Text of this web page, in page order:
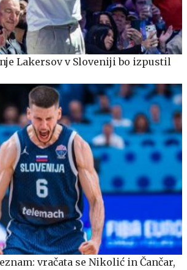
Lakersov v Sloveniji bo izpustil
vračata se Nikolić in Čančar,